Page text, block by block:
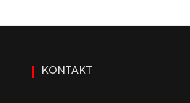
KONTAKT